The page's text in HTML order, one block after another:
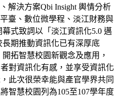
解決方案Qbi Insight 輿情分析
臺、數位微學程、淡江財務與
式致詞以「淡江資訊化5.0 邁
期推動資訊化已有深厚底
拓智慧校園新觀念及應用，
對資訊化有感，並享受資訊化
此次很榮幸能與產官學界共同
智慧校園列為105至107學年度